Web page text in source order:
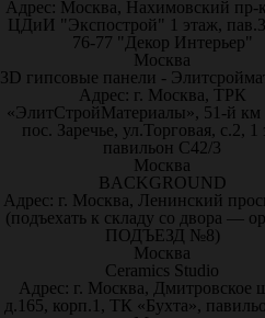
Адрес: Москва, Нахимовский пр-
ЦДиИ "Экспострой" 1 этаж,
76-77 "Декор Интерьер"
Москва
3D гипсовые панели -
Адрес: г. Москва, ТРК
«ЭлитСтройМатериалы», 51-й
пос. Заречье, ул.Торговая, с.2, 1
павильон С42/3
Москва
BACKGROUND
Адрес: г. Москва, Ленинский
(подъехать к складу со двора —
ПОДЪЕЗД №8)
Москва
Ceramics Studio
Адрес: г. Москва, Дмитровское
д.165, корп.1, ТК «Бухта»,